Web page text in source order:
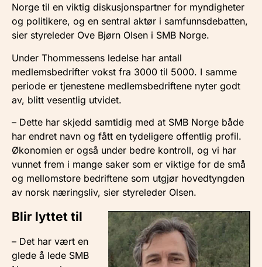
Norge til en viktig diskusjonspartner for myndigheter
og politikere, og en sentral aktør i samfunnsdebatten,
sier styreleder Ove Bjørn Olsen i SMB Norge.
Under Thommessens ledelse har antall
medlemsbedrifter vokst fra 3000 til 5000. I samme
periode er tjenestene medlemsbedriftene nyter godt
av, blitt vesentlig utvidet.
– Dette har skjedd samtidig med at SMB Norge både
har endret navn og fått en tydeligere offentlig profil.
Økonomien er også under bedre kontroll, og vi har
vunnet frem i mange saker som er viktige for de små
og mellomstore bedriftene som utgjør hovedtyngden
av norsk næringsliv, sier styreleder Olsen.
Blir lyttet til
– Det har vært en
glede å lede SMB